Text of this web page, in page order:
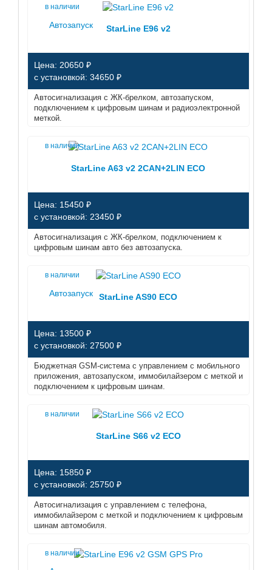
в наличии
Автозапуск StarLine E96 v2
Цена: 20650 ₽
с установкой: 34650 ₽
Автосигнализация с ЖК-брелком, автозапуском,
подключением к цифровым шинам и радиоэлектронной
меткой.
в наличии
StarLine A63 v2 2CAN+2LIN ECO
Цена: 15450 ₽
с установкой: 23450 ₽
Автосигнализация с ЖК-брелком, подключением к
цифровым шинам авто без автозапуска.
в наличии
Автозапуск StarLine AS90 ECO
Цена: 13500 ₽
с установкой: 27500 ₽
Бюджетная GSM-система с управлением с мобильного
приложения, автозапуском, иммобилайзером с меткой и
подключением к цифровым шинам.
в наличии
StarLine S66 v2 ECO
Цена: 15850 ₽
с установкой: 25750 ₽
Автосигнализация с управлением с телефона,
иммобилайзером с меткой и подключением к цифровым
шинам автомобиля.
в наличии